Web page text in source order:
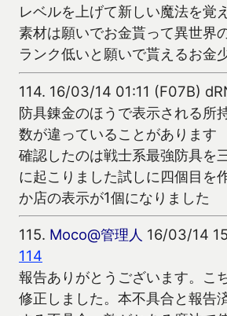
レベルを上げて新しい魔法を覚
素材は願いでお金貰って異世界
ランク低いと願いで貰えるお金
114. 16/03/14 01:11 (F07B)
防具錬金のほうで表示される所
数が違っていることがあります
確認したのは戦士系最強防具を
に起こりました試しに四個目を
か店の表示が1個になりました
115. Moco@管理人 16/03/14
114
報告ありがとうございます。こ
修正しました。本不具合と報告